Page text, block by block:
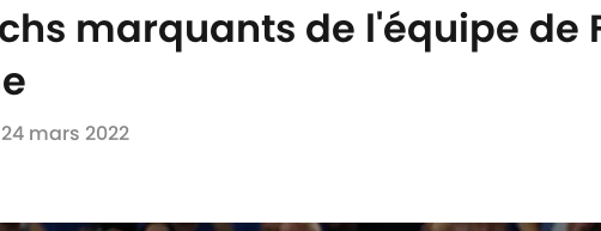
marquants de l'équipe de
24 mars 2022